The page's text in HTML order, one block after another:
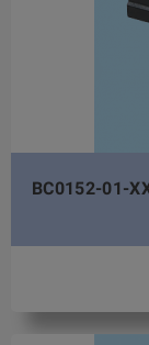
BC0152-01-